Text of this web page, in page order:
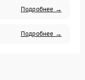
Подробнее →
Подробнее →